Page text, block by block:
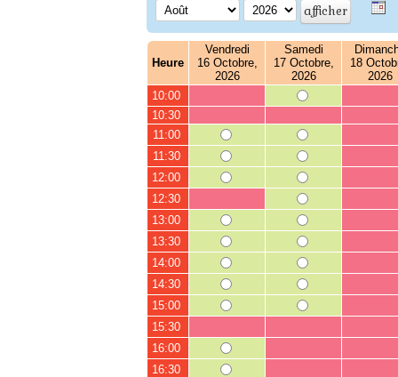
Heure
Vendredi
16 Octobre,
2026
Samedi
17 Octobre,
2026
18
2026
10:00
10:30
11:00
11:30
12:00
12:30
13:00
13:30
14:00
14:30
15:00
15:30
16:00
16:30